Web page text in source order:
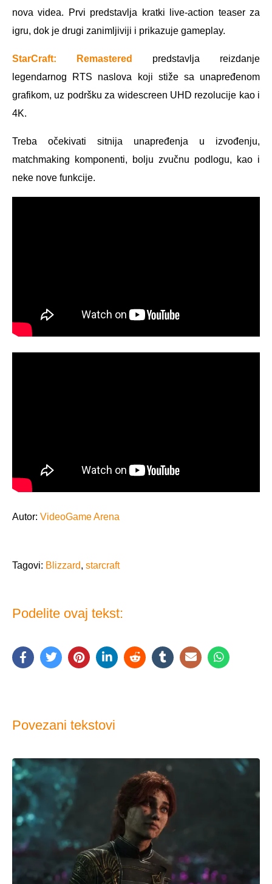
nova videa. Prvi predstavlja kratki live-action teaser za
igru, dok je drugi zanimljiviji i prikazuje gameplay.
StarCraft: Remastered
predstavlja reizdanje
legendarnog RTS naslova koji stiže sa unapređenom
grafikom, uz podršku za widescreen UHD rezolucije kao i
4K.
Treba očekivati sitnija unapređenja u izvođenju,
matchmaking komponenti, bolju zvučnu podlogu, kao i
neke nove funkcije.
Autor: VideoGame Arena
Tagovi: Blizzard, starcraft
Podelite ovaj tekst:
Povezani tekstovi